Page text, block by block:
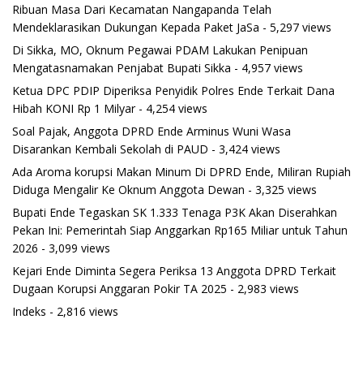
Ribuan Masa Dari Kecamatan Nangapanda Telah
Mendeklarasikan Dukungan Kepada Paket JaSa - 5,297 views
Di Sikka, MO, Oknum Pegawai PDAM Lakukan Penipuan
Mengatasnamakan Penjabat Bupati Sikka - 4,957 views
Ketua DPC PDIP Diperiksa Penyidik Polres Ende Terkait Dana
Hibah KONI Rp 1 Milyar- 4,254 views
Soal Pajak, Anggota DPRD Ende Arminus Wuni Wasa
Disarankan Kembali Sekolah di PAUD - 3,424 views
Ada Aroma korupsi Makan Minum Di DPRD Ende, Miliran Rupiah
Diduga Mengalir Ke Oknum Anggota Dewan - 3,325 views
Bupati Ende Tegaskan SK 1.333 Tenaga P3K Akan Diserahkan
Pekan Ini: Pemerintah Siap Anggarkan Rp165 Miliar untuk Tahun
2026 - 3,099 views
Kejari Ende Diminta Segera Periksa 13 Anggota DPRD Terkait
Dugaan Korupsi Anggaran Pokir TA 2025 - 2,983 views
Indeks - 2,816 views